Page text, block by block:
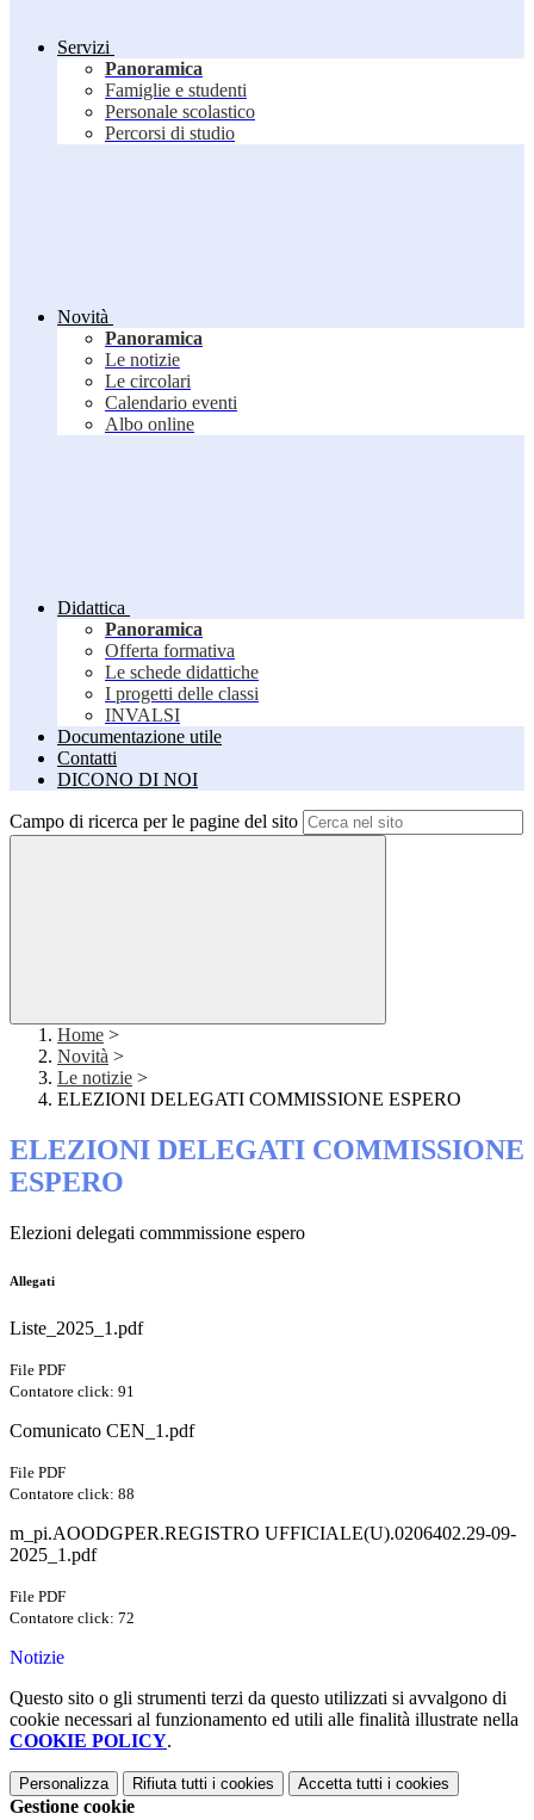
Servizi
Panoramica
Famiglie e studenti
Personale scolastico
Percorsi di studio
Novità
Panoramica
Le notizie
Le circolari
Calendario eventi
Albo online
Didattica
Panoramica
Offerta formativa
Le schede didattiche
I progetti delle classi
INVALSI
Documentazione utile
Contatti
DICONO DI NOI
Campo di ricerca per le pagine del sito
Home >
Novità >
Le notizie >
ELEZIONI DELEGATI COMMISSIONE ESPERO
ELEZIONI DELEGATI COMMISSIONE
ESPERO
Elezioni delegati commmissione espero
Allegati
Liste_2025_1.pdf
File PDF
Contatore click: 91
Comunicato CEN_1.pdf
File PDF
Contatore click: 88
m_pi.AOODGPER.REGISTRO UFFICIALE(U).0206402.29-09-
2025_1.pdf
File PDF
Contatore click: 72
Notizie
Questo sito o gli strumenti terzi da questo utilizzati si avvalgono di
cookie necessari al funzionamento ed utili alle finalità illustrate nella
COOKIE POLICY.
Personalizza Rifiuta tutti i cookies Accetta tutti i cookies
Gestione cookie